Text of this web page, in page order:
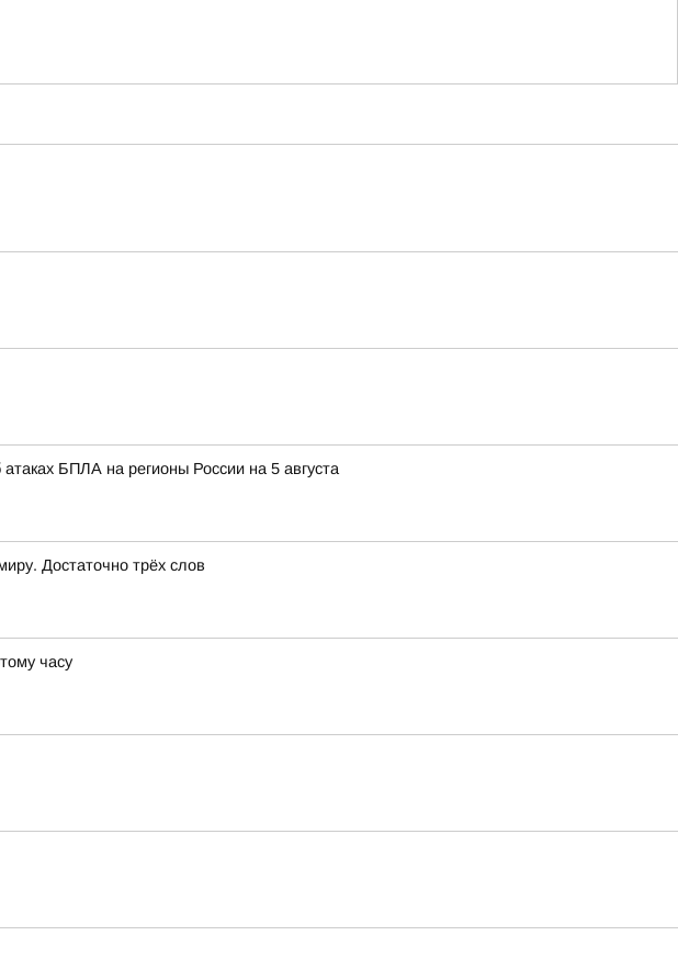
БПЛА на регионы России на 5 августа
Достаточно трёх слов
часу